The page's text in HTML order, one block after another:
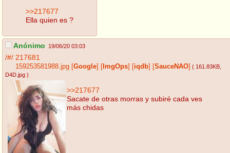
>>217677
Ella quien es ?
Anónimo 19/06/20 03:03
/#/ 217681
159253581988.jpg [Google] [ ImgOps] [iqdb] [SauceNAO] ( 161.83KB
D4D.jpg )
>>217677
Sacate de otras morras y subiré cada ves
más chidas